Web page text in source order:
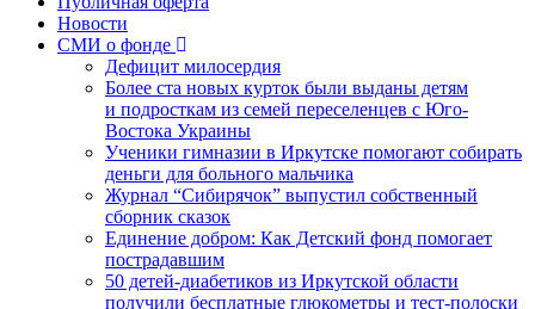
Новости
СМИ о фонде
Дефицит милосердия
Более ста новых курток были выданы детям
и подросткам из семей переселенцев с Юго-
Востока Украины
Ученики гимназии в Иркутске помогают собирать
деньги для больного мальчика
Журнал “Сибирячок” выпустил собственный
сборник сказок
Единение добром: Как Детский фонд помогает
пострадавшим
50 детей-диабетиков из Иркутской области
получили бесплатные глюкометры и тест-полоски